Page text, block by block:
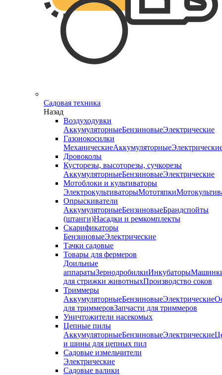
Садовая техника
Назад
Воздуходувки
АккумуляторныеБензиновыеЭлектрические
Газонокосилки
МеханическиеАккумуляторные
Дровоколы
Кусторезы, высоторезы, сучкорезы
АккумуляторныеБензиновыеЭлектрические
Мотоблоки и культиваторы
ЭлектрокультиваторыМототяпки
Опрыскиватели
АккумуляторныеБензиновыеБрандспойты
(штанги)Насадки и ремкомплекты
Скарификаторы
БензиновыеЭлектрические
Тачки садовые
Товары для фермеров
Доильные
аппаратыЗернодробилкиИнкубаторы
для стрижки животныхПроизводство соков
Триммеры
АккумуляторныеБензиновыеЭлектрические
для триммеровЗапчасти для триммеров
Уничтожители насекомых
Цепные пилы
АккумуляторныеБензиновыеЭлектрические
и шины для цепных пил
Садовые измельчители
Электрические
Садовые валики